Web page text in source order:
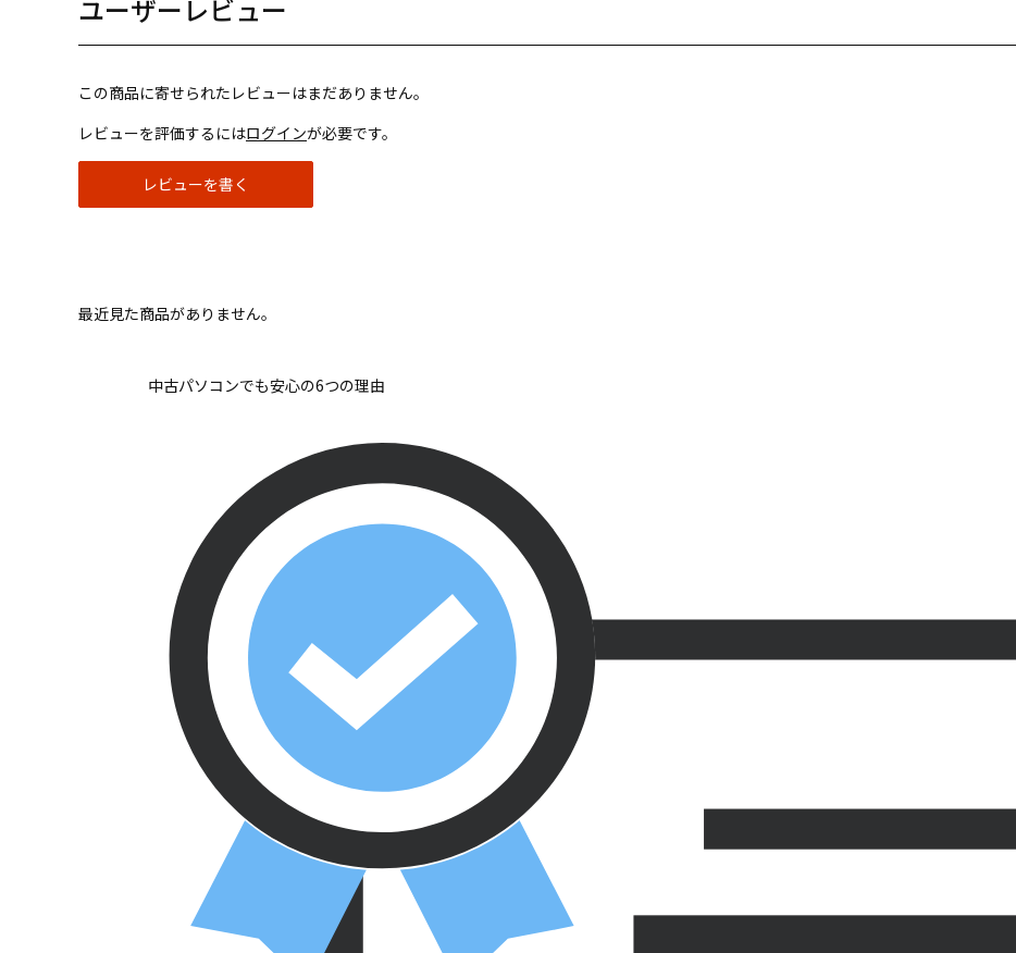
ユーザーレビュー
この商品に寄せられたレビューはまだありません。
レビューを評価するにはログインが必要です。
レビューを書く
最近見た商品がありません。
中古パソコンでも安心の6つの理由